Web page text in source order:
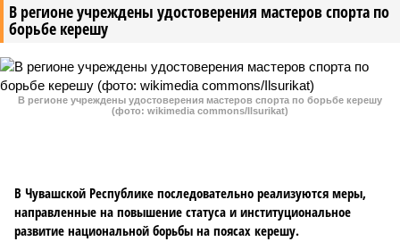
В регионе учреждены удостоверения мастеров спорта по
борьбе керешу
В регионе учреждены удостоверения мастеров спорта по борьбе керешу
(фото: wikimedia commons/Ilsurikat)
В Чувашской Республике последовательно реализуются меры,
направленные на повышение статуса и институциональное
развитие национальной борьбы на поясах керешу.